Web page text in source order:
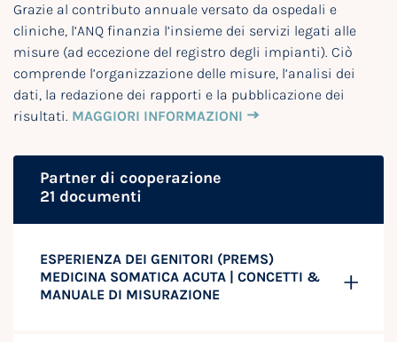
Grazie al contributo annuale versato da ospedali e
cliniche, l’ANQ finanzia l’insieme dei servizi legati alle
misure (ad eccezione del registro degli impianti). Ciò
comprende l’organizzazione delle misure, l’analisi dei
dati, la redazione dei rapporti e la pubblicazione dei
risultati. MAGGIORI INFORMAZIONI
Partner di cooperazione
21 documenti
ESPERIENZA DEI GENITORI (PREMS)
MEDICINA SOMATICA ACUTA | CONCETTI &
MANUALE DI MISURAZIONE